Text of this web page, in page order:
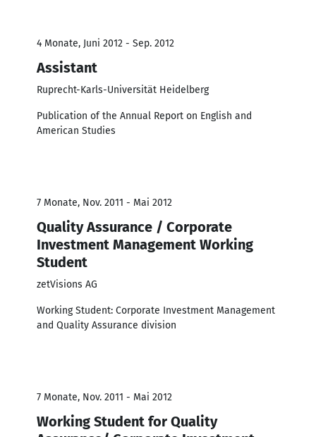
4 Monate, Juni 2012 - Sep. 2012
Assistant
Ruprecht-Karls-Universität Heidelberg
Publication of the Annual Report on English and
American Studies
7 Monate, Nov. 2011 - Mai 2012
Quality Assurance / Corporate
Investment Management Working
Student
zetVisions AG
Working Student: Corporate Investment Management
and Quality Assurance division
7 Monate, Nov. 2011 - Mai 2012
Working Student for Quality